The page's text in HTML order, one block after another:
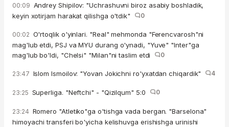
00:09 Andrey Shipilov: "Uchrashuvni biroz asabiy boshladik,
keyin xotirjam harakat qilishga o'tdik"
0
00:02 O'rtoqlik o'yinlari. "Real" mehmonda "Ferencvarosh"ni
mag'lub etdi, PSJ va MYU durang o'ynadi, "Yuve" "Inter"ga
mag'lub bo'ldi, "Chelsi" "Milan"ni taslim etdi
0
23:47 Islom Ismoilov: "Yovan Jokichni ro'yxatdan chiqardik" 4
23:25 Superliga. "Neftchi" - "Qizilqum" 5:0 0
23:24 Romero "Atletiko"ga o'tishga vada bergan. "Barselona"
himoyachi transferi bo'yicha kelishuvga erishishga urinishi